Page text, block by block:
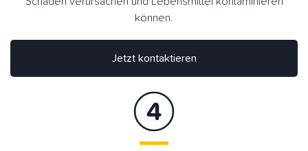
können.
Jetzt kontaktieren